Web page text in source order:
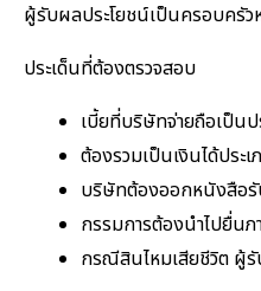
ผู้รับผลประโยชน์เป็นครอบครัว
ประเด็นที่ต้องตรวจสอบ
เบี้ยที่บริษัทจ่ายถือเป็น
ต้องรวมเป็นเงินได้ประเ
บริษัทต้องออกหนังสือรั
กรรมการต้องนำไปยื่นภ
กรณีสินไหมเสียชีวิต ผู้รั